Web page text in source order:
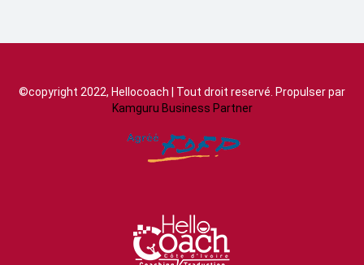
©copyright 2022, Hellocoach | Tout droit reservé. Propulser par
Kamguru Business Partner